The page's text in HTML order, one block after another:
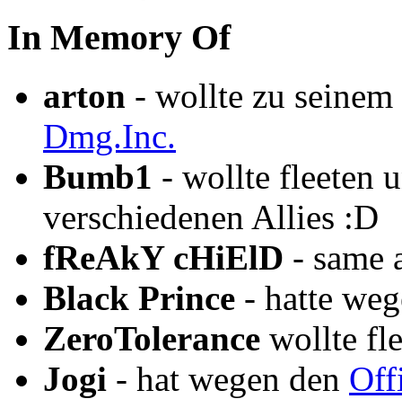
In Memory Of
arton - wollte zu
Dmg.Inc.
Bumb1 - wollte fleeten
verschiedenen Allies :D
fReAkY cHiElD - same
Black Prince - hatte
ZeroTolerance wollte
Jogi - hat wegen den